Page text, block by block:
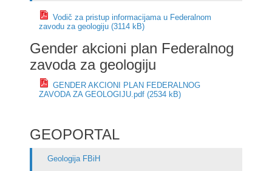
Vodič za pristup informacijama u Federalnom
zavodu za geologiju (3114 kB)
Gender akcioni plan Federalnog
zavoda za geologiju
GENDER AKCIONI PLAN FEDERALNOG
ZAVODA ZA GEOLOGIJU.pdf (2534 kB)
GEOPORTAL
Geologija FBiH